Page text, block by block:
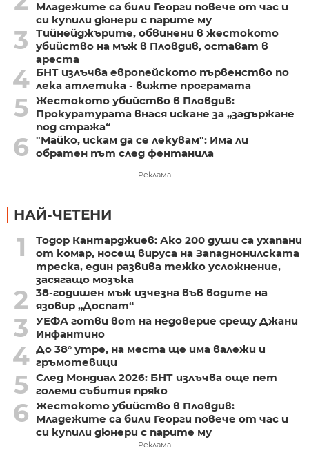
Младежите са били Георги повече от час и
си купили дюнери с парите му
3
Тийнейджърите, обвинени в жестокото
убийство на мъж в Пловдив, остават в
ареста
4 БНТ излъчва европейското първенство по
лека атлетика - вижте програмата
5 Жестокото убийство в Пловдив:
Прокуратурата внася искане за „задържане
под стража“
6 "Майко, искам да се лекувам": Има ли
обратен път след фентанила
Реклама
НАЙ-ЧЕТЕНИ
1
Тодор Кантарджиев: Ако 200 души са ухапани
от комар, носещ вируса на Западнонилската
треска, един развива тежко усложнение,
засягащо мозъка
2
38-годишен мъж изчезна във водите на
язовир „Доспат“
3
УЕФА готви вот на недоверие срещу Джани
Инфантино
4 До 38° утре, на места ще има валежи и
гръмотевици
5 След Мондиал 2026: БНТ излъчва още пет
големи събития пряко
6 Жестокото убийство в Пловдив:
Младежите са били Георги повече от час и
си купили дюнери с парите му
Реклама